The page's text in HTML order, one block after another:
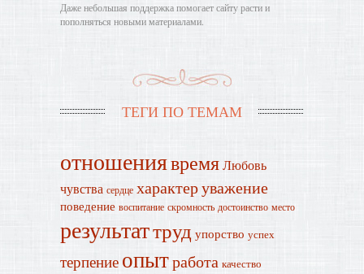
Даже небольшая поддержка помогает сайту расти и
пополняться новыми материалами.
ТЕГИ ПО ТЕМАМ
отношениявремяЛюбовь
чувства сердце характеруважение
поведение воспитание скромность достоинство место
результаттруд упорство успех
терпение опытработа качество